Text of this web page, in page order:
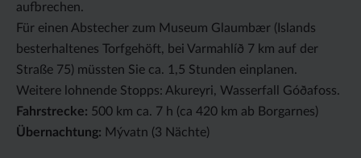
aufbrechen.
Für einen Abstecher zum Museum Glaumbær (Islands
besterhaltenes Torfgehöft, bei Varmahlíð 7 km auf der
Straße 75) müssten Sie ca. 1,5 Stunden einplanen.
Weitere lohnende Stopps: Akureyri, Wasserfall Góðafoss.
Fahrstrecke: 500 km ca. 7 h (ca 420 km ab Borgarnes)
Übernachtung: Mývatn (3 Nächte)